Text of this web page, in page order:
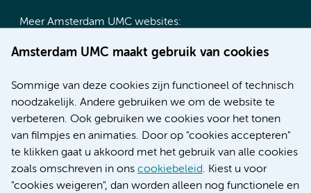
Amsterdam UMC maakt gebruik van cookies
Sommige van deze cookies zijn functioneel of technisch
noodzakelijk. Andere gebruiken we om de website te
verbeteren. Ook gebruiken we cookies voor het tonen
van filmpjes en animaties. Door op "cookies accepteren"
te klikken gaat u akkoord met het gebruik van alle cookies
zoals omschreven in ons cookiebeleid. Kiest u voor
"cookies weigeren", dan worden alleen nog functionele en
Meer Amsterdam UMC websites:
Werken bij Amsterdam UMC
Nieuws
Research
Educatie locatie AMC
Educatie locatie VUmc